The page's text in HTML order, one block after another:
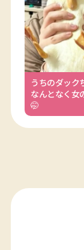
うちのダック
なんとなく女
🤭